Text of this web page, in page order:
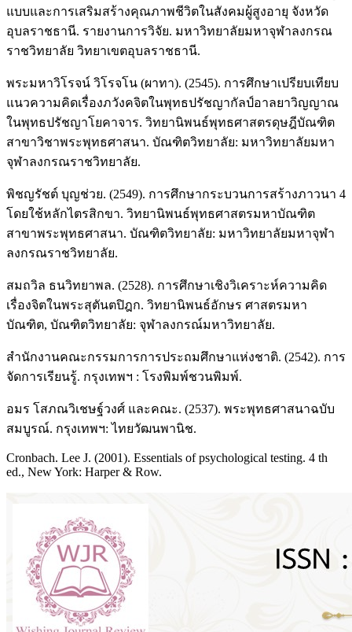
แบบและการเสริมสร้างคุณภาพชีวิตในสังคมผู้สูงอายุ จังหวัด
อุบลราชธานี. รายงานการวิจัย. มหาวิทยาลัยมหาจุฬาลงกรณ
ราชวิทยาลัย วิทยาเขตอุบลราชธานี.
พระมหาวิโรจน์ วิโรจโน (ผาทา). (2545). การศึกษาเปรียบเทียบ
แนวความคิดเรื่องภวังคจิตในพุทธปรัชญากัลป์อาลยาวิญญาณ
ในพุทธปรัชญาโยคาจาร. วิทยานิพนธ์พุทธศาสตรดุษฎีบัณฑิต
สาขาวิชาพระพุทธศาสนา. บัณฑิตวิทยาลัย: มหาวิทยาลัยมหา
จุฬาลงกรณราชวิทยาลัย.
พิชญรัชต์ บุญช่วย. (2549). การศึกษากระบวนการสร้างภาวนา 4
โดยใช้หลักไตรสิกขา. วิทยานิพนธ์พุทธศาสตรมหาบัณฑิต
สาขาพระพุทธศาสนา. บัณฑิตวิทยาลัย: มหาวิทยาลัยมหาจุฬา
ลงกรณราชวิทยาลัย.
สมถวิล ธนวิทยาพล. (2528). การศึกษาเชิงวิเคราะห์ความคิด
เรื่องจิตในพระสุตันตปิฎก. วิทยานิพนธ์อักษร ศาสตรมหา
บัณฑิต, บัณฑิตวิทยาลัย: จุฬาลงกรณ์มหาวิทยาลัย.
สำนักงานคณะกรรมการการประถมศึกษาแห่งชาติ. (2542). การ
จัดการเรียนรู้. กรุงเทพฯ : โรงพิมพ์ชวนพิมพ์.
อมร โสภณวิเชษฐ์วงศ์ และคณะ. (2537). พระพุทธศาสนาฉบับ
สมบูรณ์. กรุงเทพฯ: ไทยวัฒนพานิช.
Cronbach. Lee J. (2001). Essentials of psychological testing. 4 th
ed., New York: Harper & Row.